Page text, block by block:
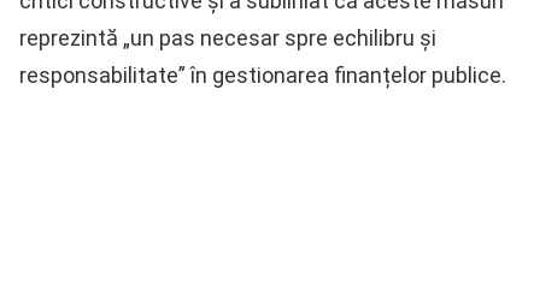
reprezintă „un pas necesar spre echilibru şi
responsabilitate” în gestionarea finanțelor publice.